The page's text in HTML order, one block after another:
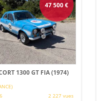
47 500€
1300 GT FIA (1974)
2 227 vues